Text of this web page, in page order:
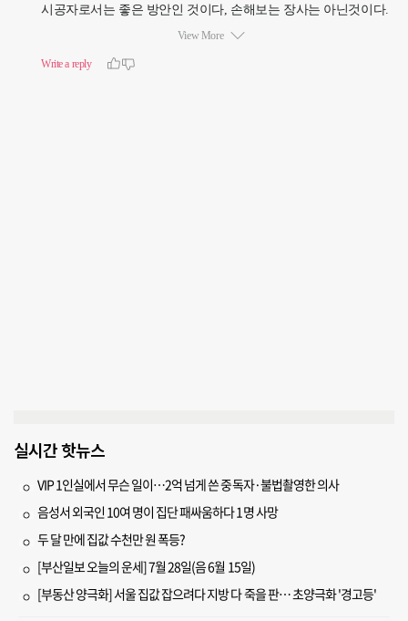
실시간 핫뉴스
VIP 1인실에서 무슨 일이…2억 넘게 쓴 중독자·불법촬영한 의사
음성서 외국인 10여 명이 집단 패싸움하다 1명 사망
두 달 만에 집값 수천만 원 폭등?
[부산일보 오늘의 운세] 7월 28일(음 6월 15일)
[부동산 양극화] 서울 집값 잡으려다 지방 다 죽을 판… 초양극화 '경고등'